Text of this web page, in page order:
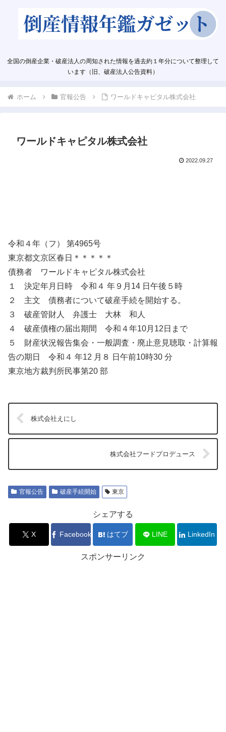
全国の倒産企業・破産法人の周知された情報を過去約１年分について整理して
います（旧、破産法人公告資料）
ホーム 官報公告 ワールドキャピタル株式会社
ワールドキャピタル株式会社
2022.09.27
令和４年（フ） 第4965号
東京都文京区春日＊＊＊＊＊
債務者 ワールドキャピタル株式会社
１ 決定年月日時 令和４ 年９月14 日午後５時
２ 主文 債務者について破産手続を開始する。
３ 破産管財人 弁護士 大林 和人
４ 破産債権の届出期間 令和４年10月12日まで
５ 財産状況報告集会・一般調査・廃止意見聴取・計算報
告の期日 令和４ 年12 月８ 日午前10時30 分
東京地方裁判所民事第20 部
株式会社えにし
株式会社フードプロデュース
官報公告 破産手続開始 東京
シェアする
X Facebook はてブ LINE LinkedIn
スポンサーリンク